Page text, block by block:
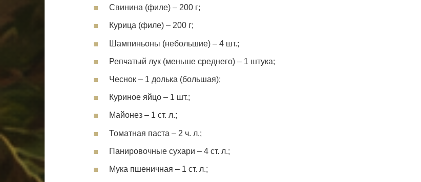
Свинина (филе) – 200 г;
Курица (филе) – 200 г;
Шампиньоны (небольшие) – 4 шт.;
Репчатый лук (меньше среднего) – 1 штука;
Чеснок – 1 долька (большая);
Куриное яйцо – 1 шт.;
Майонез – 1 ст. л.;
Томатная паста – 2 ч. л.;
Панировочные сухари – 4 ст. л.;
Мука пшеничная – 1 ст. л.;